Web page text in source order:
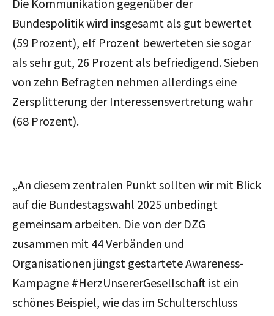
Die Kommunikation gegenüber der
Bundespolitik wird insgesamt als gut bewertet
(59 Prozent), elf Prozent bewerteten sie sogar
als sehr gut, 26 Prozent als befriedigend. Sieben
von zehn Befragten nehmen allerdings eine
Zersplitterung der Interessensvertretung wahr
(68 Prozent).
„An diesem zentralen Punkt sollten wir mit Blick
auf die Bundestagswahl 2025 unbedingt
gemeinsam arbeiten. Die von der DZG
zusammen mit 44 Verbänden und
Organisationen jüngst gestartete Awareness-
Kampagne #HerzUnsererGesellschaft ist ein
schönes Beispiel, wie das im Schulterschluss